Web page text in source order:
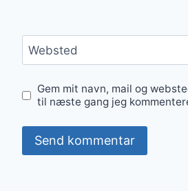
Websted
Gem mit navn, mail og
til næste gang jeg